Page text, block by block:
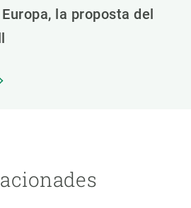
la proposta del